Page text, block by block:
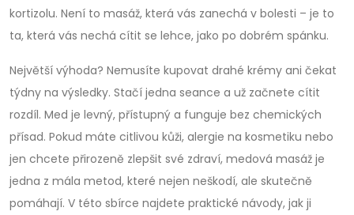
kortizolu. Není to masáž, která vás zanechá v bolesti – je to
ta, která vás nechá cítit se lehce, jako po dobrém spánku.
Největší výhoda? Nemusíte kupovat drahé krémy ani čekat
týdny na výsledky. Stačí jedna seance a už začnete cítit
rozdíl. Med je levný, přístupný a funguje bez chemických
přísad. Pokud máte citlivou kůži, alergie na kosmetiku nebo
jen chcete přirozeně zlepšit své zdraví, medová masáž je
jedna z mála metod, které nejen neškodí, ale skutečně
pomáhají. V této sbírce najdete praktické návody, jak ji